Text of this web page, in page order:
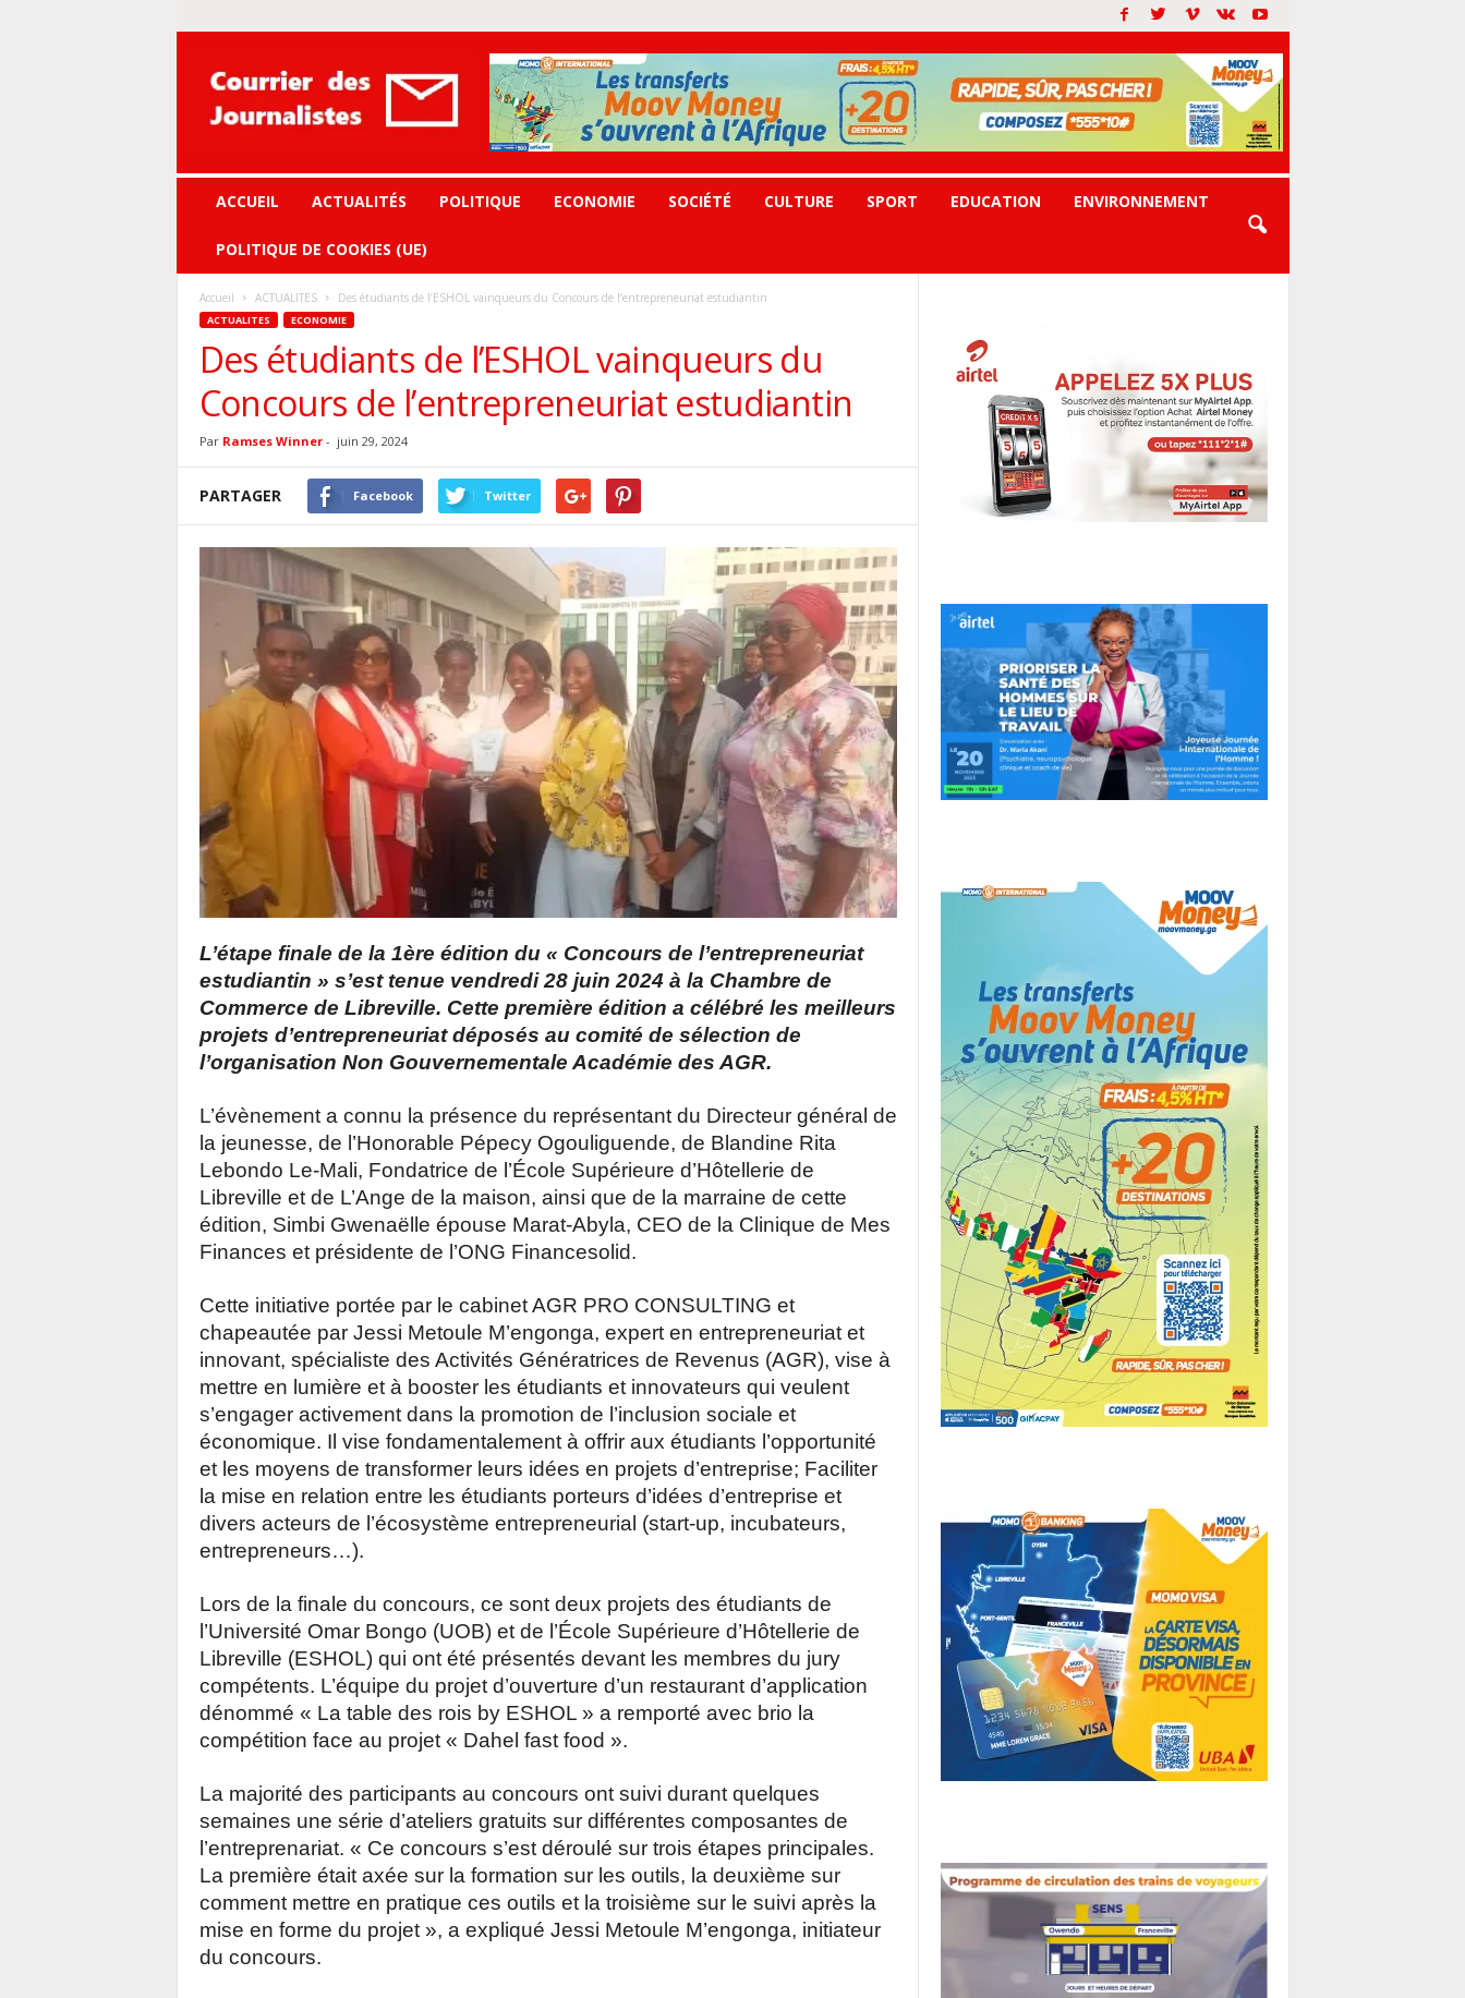
journalistes
ACCUEIL ACTUALITÉS POLITIQUE ECONOMIE SOCIÉTÉ CULTURE SPORT EDUCATION ENVIRONNEMENT
POLITIQUE DE COOKIES (UE)
Accueil ACTUALITES Des étudiants de l’ESHOL vainqueurs du Concours de l’entrepreneuriat estudiantin
ACTUALITES ECONOMIE
Des étudiants de l’ESHOL vainqueurs du
Concours de l’entrepreneuriat estudiantin
Par Ramses Winner- juin 29, 2024
PARTAGER Facebook Twitter
L’étape finale de la 1ère édition du « Concours de l’entrepreneuriat
estudiantin » s’est tenue vendredi 28 juin 2024 à la Chambre de
Commerce de Libreville. Cette première édition a célébré les meilleurs
projets d’entrepreneuriat déposés au comité de sélection de
l’organisation Non Gouvernementale Académie des AGR.
L’évènement a connu la présence du représentant du Directeur général de
la jeunesse, de l’Honorable Pépecy Ogouliguende, de Blandine Rita
Lebondo Le-Mali, Fondatrice de l’École Supérieure d’Hôtellerie de
Libreville et de L’Ange de la maison, ainsi que de la marraine de cette
édition, Simbi Gwenaëlle épouse Marat-Abyla, CEO de la Clinique de Mes
Finances et présidente de l’ONG Financesolid.
Cette initiative portée par le cabinet AGR PRO CONSULTING et
chapeautée par Jessi Metoule M’engonga, expert en entrepreneuriat et
innovant, spécialiste des Activités Génératrices de Revenus (AGR), vise à
mettre en lumière et à booster les étudiants et innovateurs qui veulent
s’engager activement dans la promotion de l’inclusion sociale et
économique. Il vise fondamentalement à offrir aux étudiants l’opportunité
et les moyens de transformer leurs idées en projets d’entreprise; Faciliter
la mise en relation entre les étudiants porteurs d’idées d’entreprise et
divers acteurs de l’écosystème entrepreneurial (start-up, incubateurs,
entrepreneurs…).
Lors de la finale du concours, ce sont deux projets des étudiants de
l’Université Omar Bongo (UOB) et de l’École Supérieure d’Hôtellerie de
Libreville (ESHOL) qui ont été présentés devant les membres du jury
compétents. L’équipe du projet d’ouverture d’un restaurant d’application
dénommé « La table des rois by ESHOL » a remporté avec brio la
compétition face au projet « Dahel fast food ».
La majorité des participants au concours ont suivi durant quelques
semaines une série d’ateliers gratuits sur différentes composantes de
l’entreprenariat. « Ce concours s’est déroulé sur trois étapes principales.
La première était axée sur la formation sur les outils, la deuxième sur
comment mettre en pratique ces outils et la troisième sur le suivi après la
mise en forme du projet », a expliqué Jessi Metoule M’engonga, initiateur
du concours.